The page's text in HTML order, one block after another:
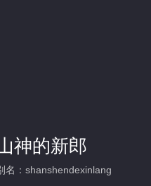
神的新郎
名：shanshendexinlang